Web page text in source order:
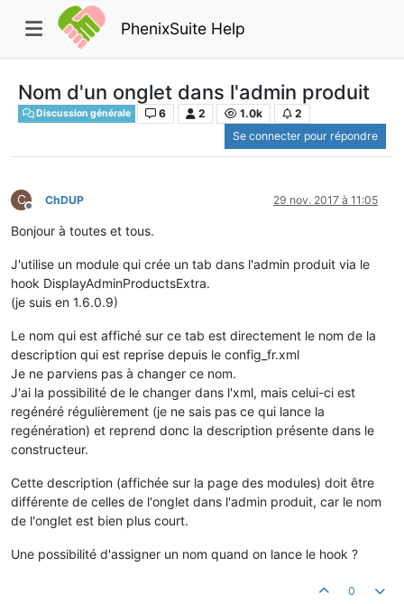
PhenixSuite Help
Nom d'un onglet dans l'admin produit
Discussion générale 6 2 1.0k
2
Se connecter pour répondre
C
Hors-ligne
ChDUP 29 nov. 2017 à 11:05
Bonjour à toutes et tous.
J'utilise un module qui crée un tab dans l'admin produit via le
hook DisplayAdminProductsExtra.
(je suis en 1.6.0.9)
Le nom qui est affiché sur ce tab est directement le nom de la
description qui est reprise depuis le config_fr.xml
Je ne parviens pas à changer ce nom.
J'ai la possibilité de le changer dans l'xml, mais celui-ci est
regénéré régulièrement (je ne sais pas ce qui lance la
regénération) et reprend donc la description présente dans le
constructeur.
Cette description (affichée sur la page des modules) doit être
différente de celles de l'onglet dans l'admin produit, car le nom
de l'onglet est bien plus court.
Une possibilité d'assigner un nom quand on lance le hook ?
0